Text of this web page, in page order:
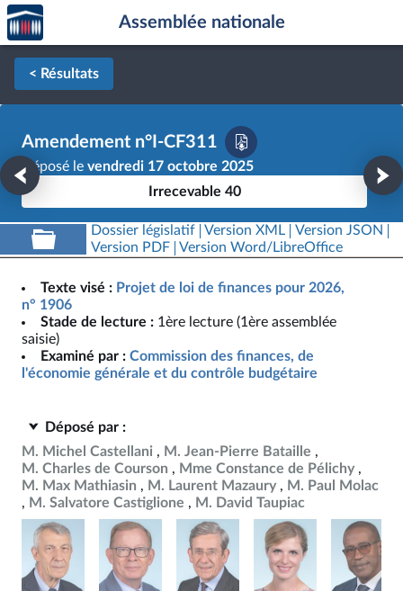
Aller au contenu
Aller en bas de la page
Accèder
à la
page
d'accueil
Assemblée nationale
< Résultats
Amendement n°I-CF311
Déposé le vendredi 17 octobre 2025
Irrecevable 40
Dossier législatif Version XML
Version JSON
Version PDF
Version Word/LibreOffice
Texte visé : Projet de loi de finances pour 2026,
n° 1906
Stade de lecture : 1ère lecture (1ère assemblée
saisie)
Examiné par : Commission des finances, de
l'économie générale et du contrôle budgétaire
Déposé par :
M. Michel Castellani
M. Jean-Pierre Bataille
M. Charles de Courson
Mme Constance de Pélichy
M. Max Mathiasin
M. Laurent Mazaury
M. Paul Molac
M. Salvatore Castiglione
M. David Taupiac